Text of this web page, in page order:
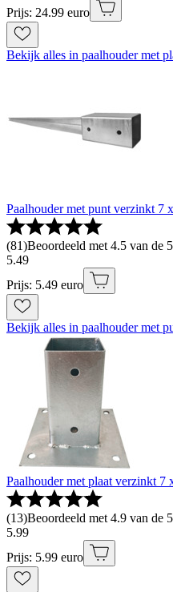
Prijs: 24.99 euro
Bekijk alles in paalhouder met
Paalhouder met punt verzinkt 7
(81)Beoordeeld met 4.5 van de
5.49
Prijs: 5.49 euro
Bekijk alles in paalhouder met
Paalhouder met plaat verzinkt 7
(13)Beoordeeld met 4.9 van de
5.99
Prijs: 5.99 euro